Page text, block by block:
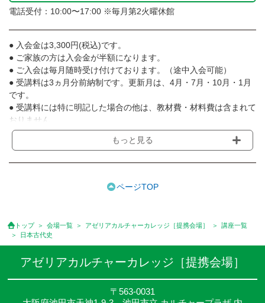
電話受付：10:00〜17:00 ※毎月第2火曜休館
● 入会金は3,300円(税込)です。
● ご家族の方は入会金が半額になります。
● ご入会は毎月随時受け付けております。（途中入会可能）
● 受講料は3ヵ月分前納制です。更新月は、4月・7月・10月・1月
です。
● 受講料には特に明記した場合の他は、教材費・材料費は含まれて
おりません。
● 受講者が一定に満たない場合や講師のやむを得ない事情等で講座
を延期または中止することがあります。
もっと見る
ページTOP
トップ 会場一覧 アゼリアカルチャーカレッジ［提携会場］
講座一覧
日本古代史
アゼリアカルチャーカレッジ［提携会場］
〒563-0031